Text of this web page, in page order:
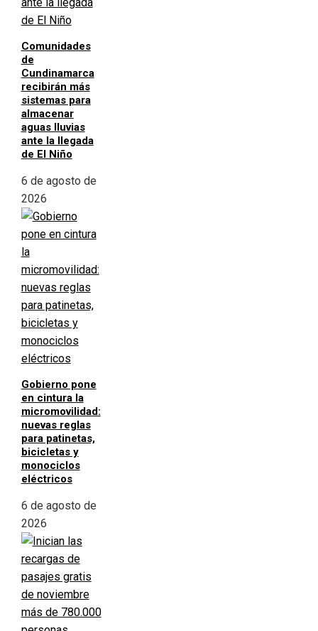
Comunidades
de
Cundinamarca
recibirán más
sistemas para
almacenar
aguas lluvias
ante la llegada
de El Niño
6 de agosto de
2026
Gobierno pone
en cintura la
micromovilidad:
nuevas reglas
para patinetas,
bicicletas y
monociclos
eléctricos
6 de agosto de
2026